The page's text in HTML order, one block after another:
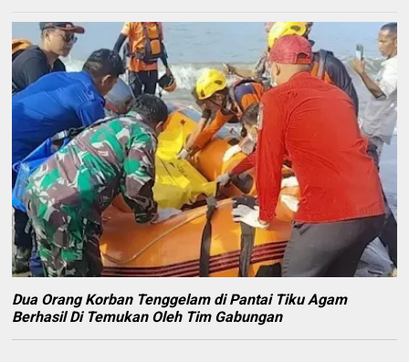
Dua Orang Korban Tenggelam di Pantai Tiku Agam
Berhasil Di Temukan Oleh Tim Gabungan